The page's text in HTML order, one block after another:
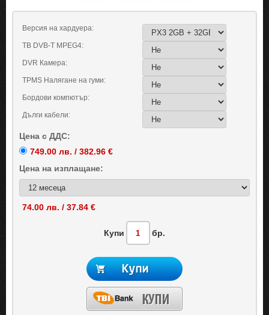
Версия на хардуера:
ТВ DVB-T MPEG4:
DVR Камера:
TPMS Налягане на гуми:
Бордови компютър:
Дълги кабели:
Цена с ДДС:
749.00 лв. / 382.96 €
Цена на изплащане:
74.00 лв. / 37.84 €
Купи бр.